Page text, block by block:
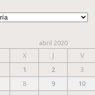
abril 2020
X J V
1
2 3
8 9 10